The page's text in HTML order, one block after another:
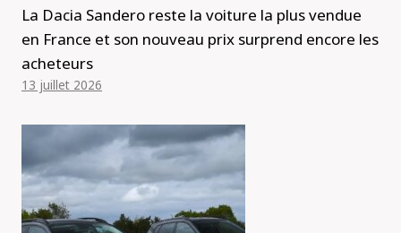
La Dacia Sandero reste la voiture la plus vendue
en France et son nouveau prix surprend encore les
acheteurs
13 juillet 2026